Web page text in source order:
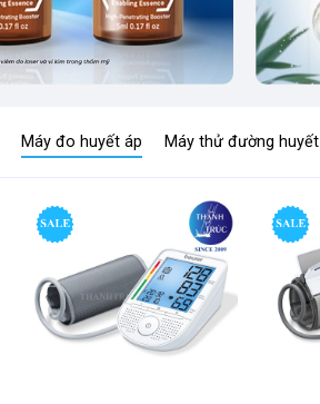
Máy đo huyết áp Máy thử đường huyết